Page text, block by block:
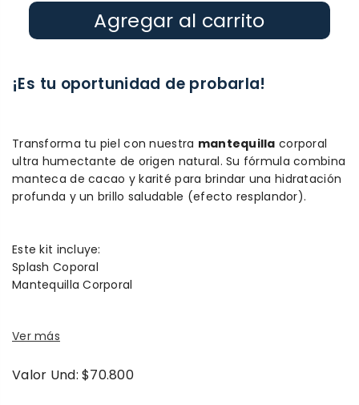
Agregar al carrito
¡Es tu oportunidad de probarla!
Transforma tu piel con nuestra mantequilla corporal
ultra humectante de origen natural. Su fórmula combina
manteca de cacao y karité para brindar una hidratación
profunda y un brillo saludable (efecto resplandor).
Este kit incluye:
Splash Coporal
Mantequilla Corporal
Ver más
Valor Und: $70.800